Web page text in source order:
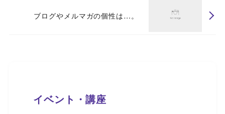
ブログやメルマガの個性は…。
イベント・講座